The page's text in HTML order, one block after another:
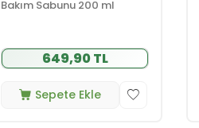
Bakım Sabunu 200 ml
649,90 TL
Sepete Ekle